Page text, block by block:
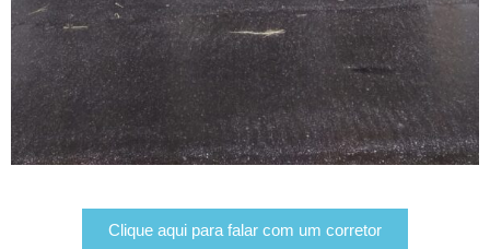
Clique aqui para falar com um corretor